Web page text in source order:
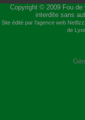
Copyright © 2009 Fou de
interdite sans
Site édité par l'agence web Netfizz
de